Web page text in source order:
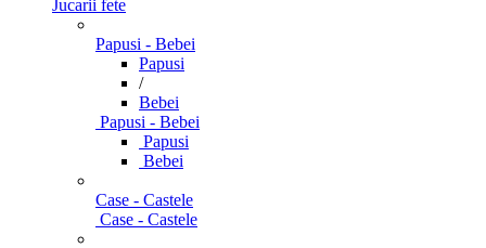
Jucarii fete
Papusi - Bebei
Papusi
/
Bebei
Papusi - Bebei
Papusi
Bebei
Case - Castele
Case - Castele